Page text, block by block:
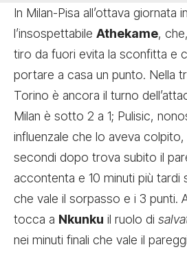
In Milan-Pisa all’ottava giornata
l’insospettabile Athekame,
tiro da fuori evita la sconfitta e
portare a casa un punto. Nella
Torino è ancora il turno
Milan è sotto 2 a 1; Pulisic,
influenzale che lo aveva colpito,
secondi dopo trova subito il
accontenta e 10 minuti più tardi
che vale il sorpasso e i 3 punti.
tocca a Nkunku il ruolo di
nei minuti finali che vale il